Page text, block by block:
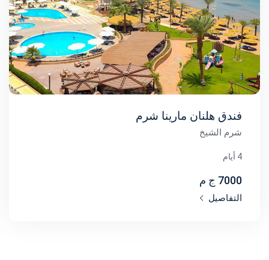
فندق هلنان مارينا شرم
شرم الشيخ
4 أيام
7000 ج م
التفاصيل